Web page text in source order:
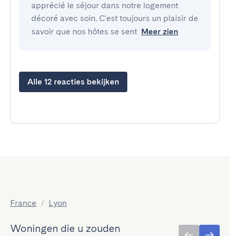
apprécié le séjour dans notre logement
décoré avec soin. C'est toujours un plaisir de
savoir que nos hôtes se sent Meer zien
Alle 12 reacties bekijken
France / Lyon
Woningen die u zouden